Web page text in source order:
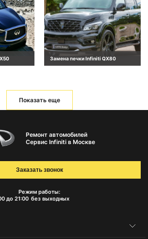
Замена печки Infiniti QX80
Показать еще
Ремонт автомобилей
Сервис Infiniti в Москве
Режим работы:
до 21:00 без выходных
Заказать звонок